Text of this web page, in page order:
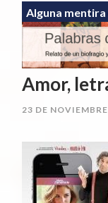
Alguna
Amor,
23 DE